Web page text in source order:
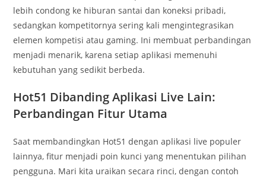
lebih condong ke hiburan santai dan koneksi pribadi,
sedangkan kompetitornya sering kali mengintegrasikan
elemen kompetisi atau gaming. Ini membuat perbandingan
menjadi menarik, karena setiap aplikasi memenuhi
kebutuhan yang sedikit berbeda.
Hot51 Dibanding Aplikasi Live Lain:
Perbandingan Fitur Utama
Saat membandingkan Hot51 dengan aplikasi live populer
lainnya, fitur menjadi poin kunci yang menentukan pilihan
pengguna. Mari kita uraikan secara rinci, dengan contoh